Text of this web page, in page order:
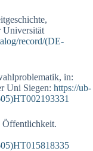
Universität
record/(DE-
in:
Uni Siegen: https://ub-
Öffentlichkeit.